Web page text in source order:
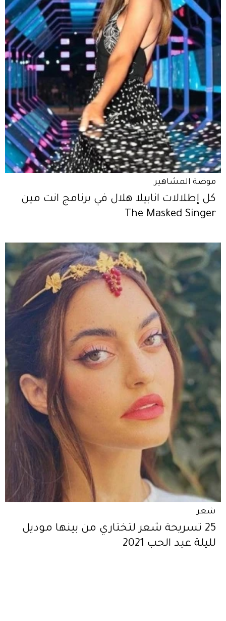
موضة المشاهير
كل إطلالات انابيلا هلال في برنامج انت مين
The Masked Singer
شعر
25 تسريحة شعر لتختاري من بينها موديل
لليلة عيد الحب 2021